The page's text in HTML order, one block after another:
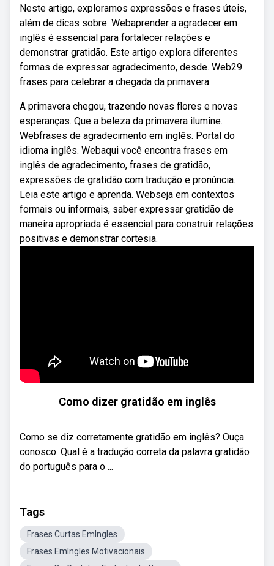
Neste artigo, exploramos expressões e frases úteis,
além de dicas sobre. Webaprender a agradecer em
inglês é essencial para fortalecer relações e
demonstrar gratidão. Este artigo explora diferentes
formas de expressar agradecimento, desde. Web29
frases para celebrar a chegada da primavera.
A primavera chegou, trazendo novas flores e novas
esperanças. Que a beleza da primavera ilumine.
Webfrases de agradecimento em inglês. Portal do
idioma inglês. Webaqui você encontra frases em
inglês de agradecimento, frases de gratidão,
expressões de gratidão com tradução e pronúncia.
Leia este artigo e aprenda. Webseja em contextos
formais ou informais, saber expressar gratidão de
maneira apropriada é essencial para construir relações
positivas e demonstrar cortesia.
Como dizer gratidão em inglês
Como se diz corretamente gratidão em inglês? Ouça
conosco. Qual é a tradução correta da palavra gratidão
do português para o ...
Tags
Frases Curtas EmIngles
Frases EmIngles Motivacionais